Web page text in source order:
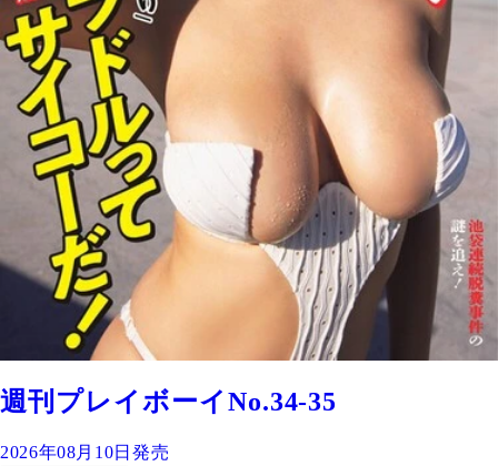
週刊プレイボーイNo.34-35
2026年08月10日発売